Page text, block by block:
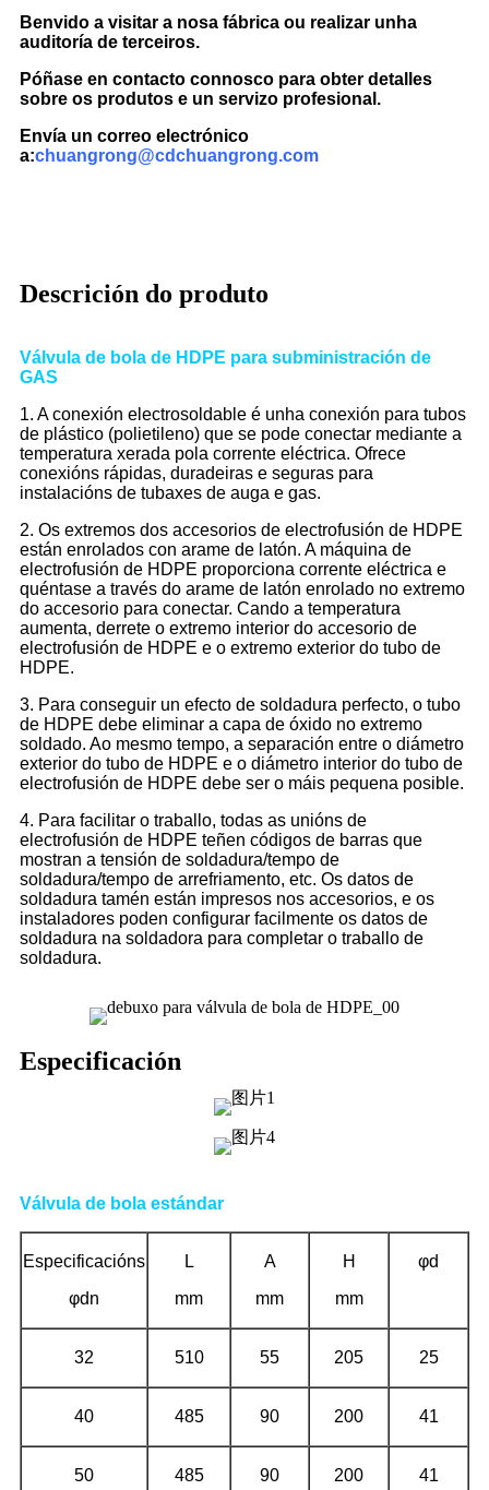
Benvido a visitar a nosa fábrica ou realizar unha
auditoría de terceiros.
Póñase en contacto connosco para obter detalles
sobre os produtos e un servizo profesional.
Envía un correo electrónico
a:chuangrong@cdchuangrong.com
Descrición do produto
Válvula de bola de HDPE para subministración de
GAS
1. A conexión electrosoldable é unha conexión para tubos
de plástico (polietileno) que se pode conectar mediante a
temperatura xerada pola corrente eléctrica. Ofrece
conexións rápidas, duradeiras e seguras para
instalacións de tubaxes de auga e gas.
2. Os extremos dos accesorios de electrofusión de HDPE
están enrolados con arame de latón. A máquina de
electrofusión de HDPE proporciona corrente eléctrica e
quéntase a través do arame de latón enrolado no extremo
do accesorio para conectar. Cando a temperatura
aumenta, derrete o extremo interior do accesorio de
electrofusión de HDPE e o extremo exterior do tubo de
HDPE.
3. Para conseguir un efecto de soldadura perfecto, o tubo
de HDPE debe eliminar a capa de óxido no extremo
soldado. Ao mesmo tempo, a separación entre o diámetro
exterior do tubo de HDPE e o diámetro interior do tubo de
electrofusión de HDPE debe ser o máis pequena posible.
4. Para facilitar o traballo, todas as unións de
electrofusión de HDPE teñen códigos de barras que
mostran a tensión de soldadura/tempo de
soldadura/tempo de arrefriamento, etc. Os datos de
soldadura tamén están impresos nos accesorios, e os
instaladores poden configurar facilmente os datos de
soldadura na soldadora para completar o traballo de
soldadura.
Especificación
Válvula de bola estándar
Especificacións
φdn
L
mm
A
mm
H
mm
φd
32 510 55 205 25
40 485 90 200 41
50 485 90 200 41